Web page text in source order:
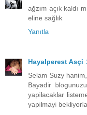
ağzım açık kaldı
eline sağlık
Yanıtla
Hayalperest Asçi
Selam Suzy hanim,
Bayadir
yapilacaklar
yapilmayi